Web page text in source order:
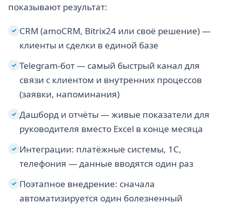
показывают результат:
✓ CRM (amoCRM, Bitrix24 или своё решение) —
клиенты и сделки в единой базе
✓ Telegram-бот — самый быстрый канал для
связи с клиентом и внутренних процессов
(заявки, напоминания)
✓ Дашборд и отчёты — живые показатели для
руководителя вместо Excel в конце месяца
✓ Интеграции: платёжные системы, 1С,
телефония — данные вводятся один раз
✓ Поэтапное внедрение: сначала
автоматизируется один болезненный